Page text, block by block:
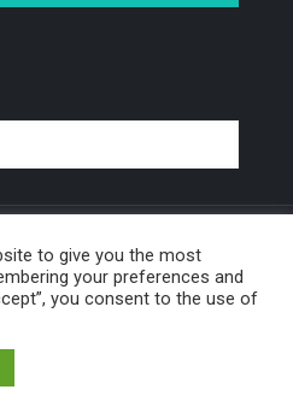
της χαλάρωσης.
to give you the most
your preferences and
you consent to the use of